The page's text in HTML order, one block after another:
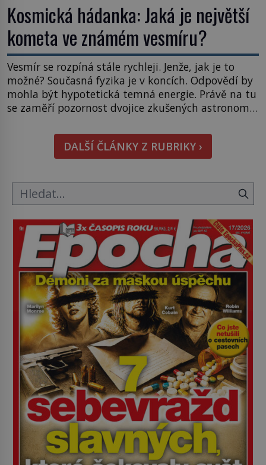
Kosmická hádanka: Jaká je největší
kometa ve známém vesmíru?
Vesmír se rozpíná stále rychleji. Jenže, jak je to
možné? Současná fyzika je v koncích. Odpovědí by
mohla být hypotetická temná energie. Právě na tu
se zaměří pozornost dvojice zkušených astronomů.
hmatatelnějšího. Naprosto rekordní kometu!
Astronomové Pedro Bernardinelli a Gary Bernstein
mravenčí prací zkoumají archivní snímky v rámci
DALŠÍ ČLÁNKY Z RUBRIKY ›